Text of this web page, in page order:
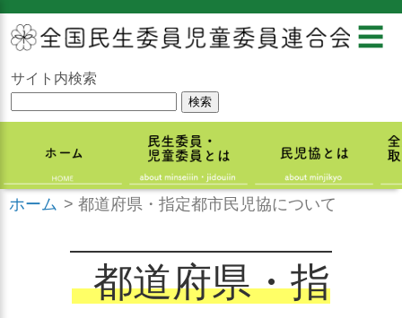
☰
サイト内検索
ホーム > 都道府県・指定都市民児協について
都道府県・指